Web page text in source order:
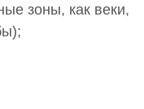
зоны, как веки,